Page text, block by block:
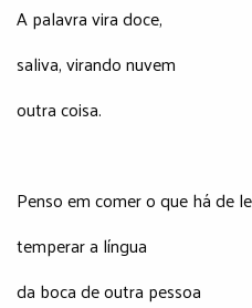
A palavra vira doce,
saliva, virando nuvem
outra coisa.
Penso em comer o que há de
temperar a língua
da boca de outra pessoa